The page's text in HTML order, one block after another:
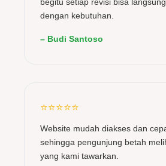
dengan kebutuhan.
– Budi Santoso
⭐⭐⭐⭐⭐
Website mudah diakses dan
sehingga pengunjung betah
yang kami tawarkan.